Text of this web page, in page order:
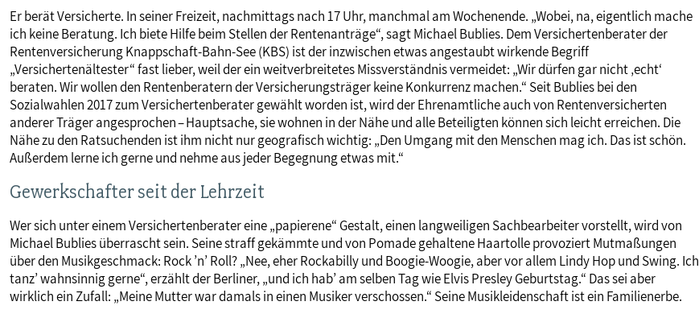
Er berät Versicherte. In seiner Freizeit, nachmittags nach 17 Uhr, manchmal am Wochenende. „Wobei, na, eigentlich mache
ich keine Beratung. Ich biete Hilfe beim Stellen der Rentenanträge“, sagt Michael Bublies. Dem Versichertenberater der
Rentenversicherung Knappschaft-Bahn-See (KBS) ist der inzwischen etwas angestaubt wirkende Begriff
„Versichertenältester“ fast lieber, weil der ein weitverbreitetes Missverständnis vermeidet: „Wir dürfen gar nicht ‚echt‘
beraten. Wir wollen den Rentenberatern der Versicherungsträger keine Konkurrenz machen.“ Seit Bublies bei den
Sozialwahlen 2017 zum Versichertenberater gewählt worden ist, wird der Ehrenamtliche auch von Rentenversicherten
anderer Träger angesprochen – Hauptsache, sie wohnen in der Nähe und alle Beteiligten können sich leicht erreichen. Die
Nähe zu den Ratsuchenden ist ihm nicht nur geografisch wichtig: „Den Umgang mit den Menschen mag ich. Das ist schön.
Außerdem lerne ich gerne und nehme aus jeder Begegnung etwas mit.“
Gewerkschafter seit der Lehrzeit
Wer sich unter einem Versichertenberater eine „papierene“ Gestalt, einen langweiligen Sachbearbeiter vorstellt, wird von
Michael Bublies überrascht sein. Seine straff gekämmte und von Pomade gehaltene Haartolle provoziert Mutmaßungen
über den Musikgeschmack: Rock ’n’ Roll? „Nee, eher Rockabilly und Boogie-Woogie, aber vor allem Lindy Hop und Swing. Ich
tanz’ wahnsinnig gerne“, erzählt der Berliner, „und ich hab’ am selben Tag wie Elvis Presley Geburtstag.“ Das sei aber
wirklich ein Zufall: „Meine Mutter war damals in einen Musiker verschossen.“ Seine Musikleidenschaft ist ein Familienerbe.